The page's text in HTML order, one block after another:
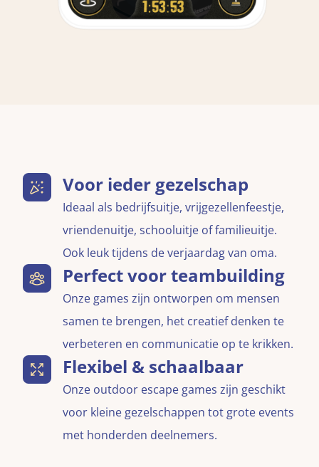
Voor ieder gezelschap
Ideaal als bedrijfsuitje, vrijgezellenfeestje,
vriendenuitje, schooluitje of familieuitje.
Ook leuk tijdens de verjaardag van oma.
Perfect voor teambuilding
Onze games zijn ontworpen om mensen
samen te brengen, het creatief denken te
verbeteren en communicatie op te krikken.
Flexibel & schaalbaar
Onze outdoor escape games zijn geschikt
voor kleine gezelschappen tot grote events
met honderden deelnemers.